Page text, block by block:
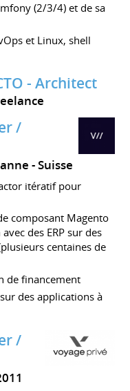
(2/3/4) et de sa
et Linux, shell
- Architect
/
Suisse
itératif pour
composant Magento
des ERP sur des
centaines de
de financement
des applications à
/